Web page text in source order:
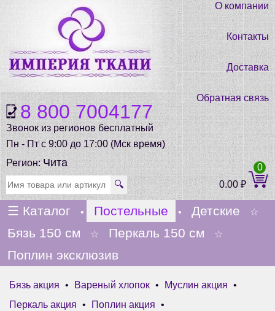
8 800 7004177
Звонок из регионов бесплатный
Пн - Пт с 9:00 до 17:00 (Мск время)
О компании
Контакты
Доставка
Обратная связь
Регион:Чита
🔍 0.00₽
0
☰ Каталог • Постельные • Детские ☆
Бязь 150 см ☆ Перкаль 150 см ☆
Поплин эксклюзив
Бязь акция • Вареный хлопок • Муслин акция •
Перкаль акция • Поплин акция •